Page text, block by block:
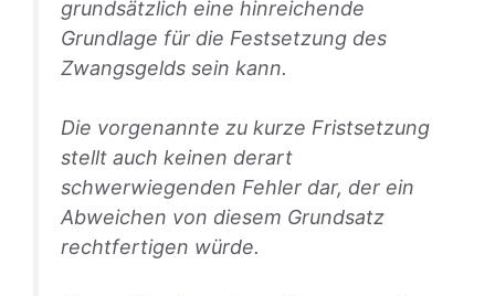
grundsätzlich eine hinreichende
Grundlage für die Festsetzung des
Zwangsgelds sein kann.
Die vorgenannte zu kurze Fristsetzung
stellt auch keinen derart
schwerwiegenden Fehler dar, der ein
Abweichen von diesem Grundsatz
rechtfertigen würde.